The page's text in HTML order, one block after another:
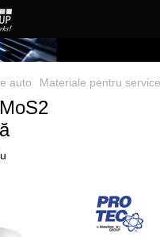
auto Materiale pentru